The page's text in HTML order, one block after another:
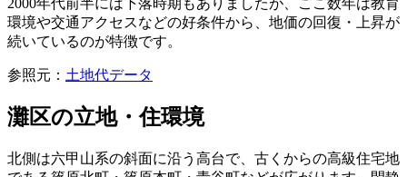
環境や交通アクセスなどの好条件から、地価の回復・上昇が
続いているのが特徴です。
参照元： 土地代データ
灘区の立地・住環境
北側は六甲山系の斜面に沿う高台で、古くからの高級住宅地